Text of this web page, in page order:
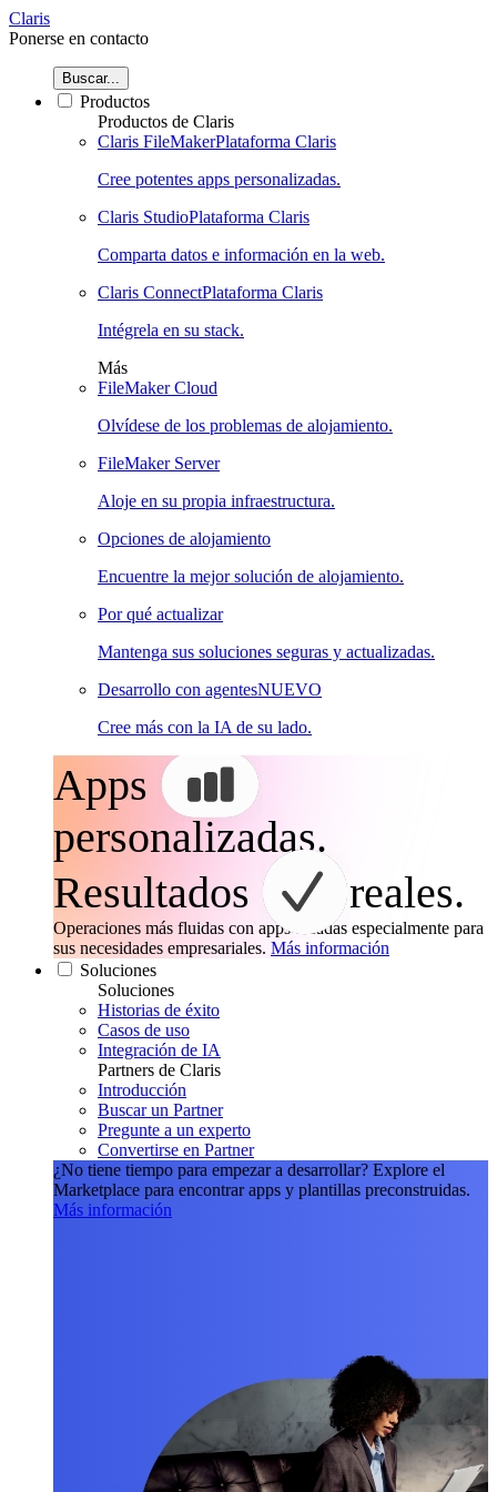
Claris
Ponerse en contacto
Buscar...
Productos
Productos de Claris
Claris FileMakerPlataforma Claris
Cree potentes apps personalizadas.
Claris StudioPlataforma Claris
Comparta datos e información en la web.
Claris ConnectPlataforma Claris
Intégrela en su stack.
Más
FileMaker Cloud
Olvídese de los problemas de alojamiento.
FileMaker Server
Aloje en su propia infraestructura.
Opciones de alojamiento
Encuentre la mejor solución de alojamiento.
Por qué actualizar
Mantenga sus soluciones seguras y actualizadas.
Desarrollo con agentesNUEVO
Cree más con la IA de su lado.
Apps
personalizadas.
Resultados
reales.
Operaciones más fluidas con apps creadas especialmente para
sus necesidades empresariales. Más información
Soluciones
Soluciones
Historias de éxito
Casos de uso
Integración de IA
Partners de Claris
Introducción
Buscar un Partner
Pregunte a un experto
Convertirse en Partner
¿No tiene tiempo para empezar a desarrollar? Explore el
Marketplace para encontrar apps y plantillas preconstruidas.
Más información